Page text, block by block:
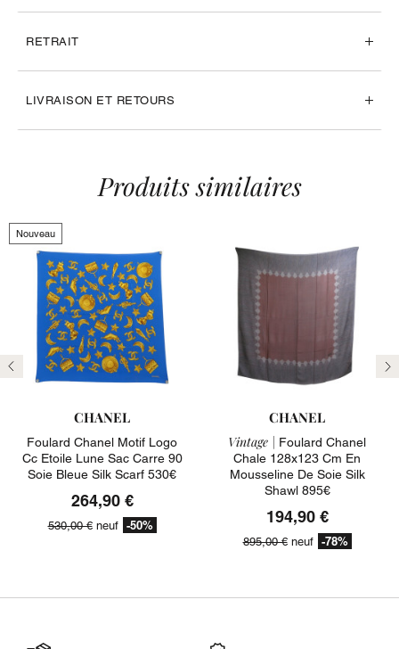
RETRAIT
LIVRAISON ET RETOURS
Précédent
Produits similaires
Nouveau
CHANEL
Foulard Chanel Motif Logo
Cc Etoile Lune Sac Carre 90
Soie Bleue Silk Scarf 530€
264,90 €
530,00 €neuf -50%
CHANEL
Vintage | Foulard Chanel
Chale 128x123 Cm En
Mousseline De Soie Silk
Shawl 895€
194,90 €
895,00 €neuf -78%